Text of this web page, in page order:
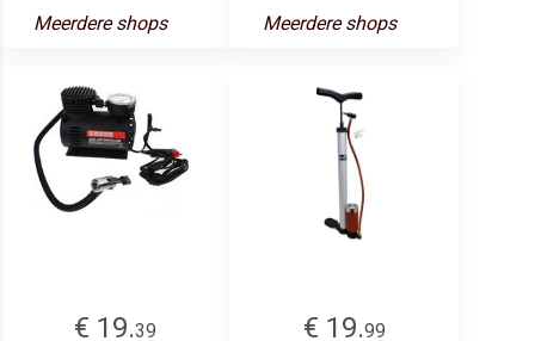
Meerdere shops Meerdere shops
€ 19.39
€ 19.99